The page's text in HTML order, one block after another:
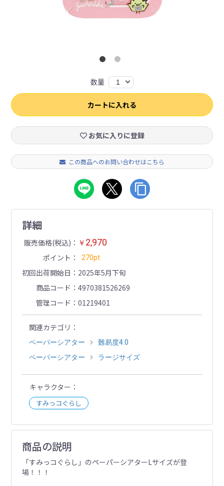
数量 1
カートに入れる
お気に入りに登録
この商品へのお問い合わせはこちら
詳細
販売価格(税込) ￥ 2,970
ポイント 270pt
初回出荷開始日
2025年5月下旬
商品コード
4970381526269
管理コード
01219401
関連カテゴリ
ペーパーシアター
難易度4.0
ペーパーシアター
ラージサイズ
キャラクター
すみっコぐらし
商品の説明
「すみっコぐらし」のペーパーシアターLサイズが登
場！！！